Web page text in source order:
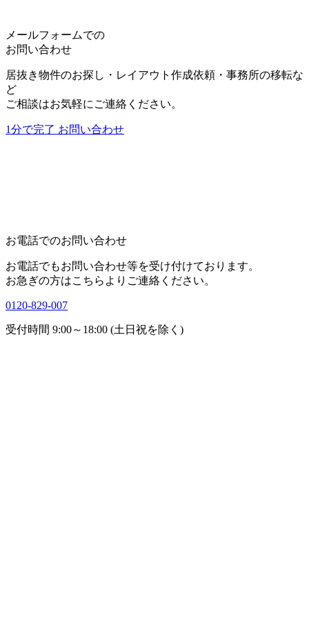
メールフォームでの
お問い合わせ
居抜き物件のお探し・レイアウト作成依頼・事務所の移転な
ど
ご相談はお気軽にご連絡ください。
1分で完了 お問い合わせ
お電話でのお問い合わせ
お電話でもお問い合わせ等を受け付けております。
お急ぎの方はこちらよりご連絡ください。
0120-829-007
受付時間 9:00～18:00 (土日祝を除く)